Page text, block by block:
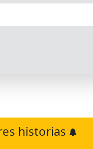
historias